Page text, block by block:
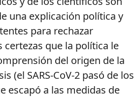
una explicación política y
para rechazar
que la política le
del origen de la
(el SARS-CoV-2 pasó de los
escapó a las medidas de